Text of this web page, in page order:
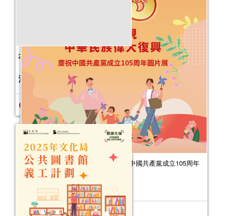
為了實現中華民族偉大復興——慶祝中國共產黨成立105周年
圖片展
2026年07月31日
2025年“書香伴成長”親子閱讀推廣活動
（10-12月）
活動日期： 2025年10月04日
報名結束